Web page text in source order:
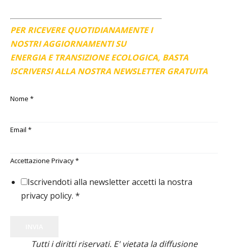
PER RICEVERE QUOTIDIANAMENTE I
NOSTRI AGGIORNAMENTI SU
ENERGIA E TRANSIZIONE ECOLOGICA, BASTA
ISCRIVERSI ALLA NOSTRA NEWSLETTER GRATUITA
Nome *
Email *
Accettazione Privacy*
Iscrivendoti alla newsletter accetti la nostra
privacy policy. *
Tutti i diritti riservati. E' vietata la diffusione